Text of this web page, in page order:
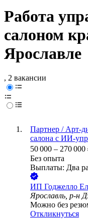
Работа
салоном
Ярославле
, 2 вакансии
Партнер / Арт-
салона с ИИ-
50 000 – 270 000
Без опыта
Выплаты: Два
ИП Годжелло
Ярославль, р-н
Можно без
Откликнуться